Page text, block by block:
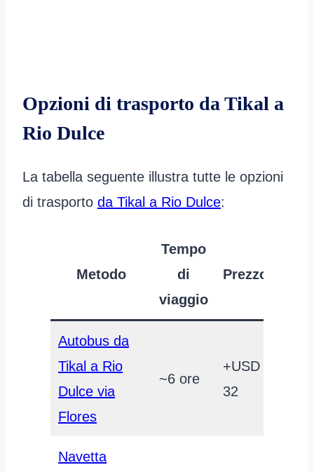
Opzioni di trasporto da Tikal a
Rio Dulce
La tabella seguente illustra tutte le opzioni
di trasporto da Tikal a Rio Dulce:
Metodo
Tempo
di
viaggio
Prezzo
Autobus da
Tikal a Rio
Dulce via
Flores
~6 ore
+USD
32
Navetta